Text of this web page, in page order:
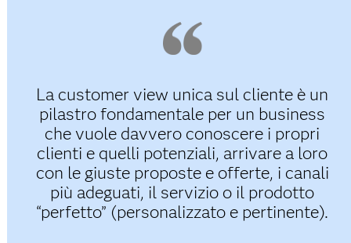
La customer view unica sul cliente è un
pilastro fondamentale per un business
che vuole davvero conoscere i propri
clienti e quelli potenziali, arrivare a loro
con le giuste proposte e offerte, i canali
più adeguati, il servizio o il prodotto
“perfetto” (personalizzato e pertinente).